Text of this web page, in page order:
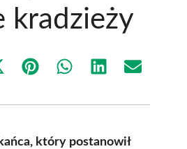
kradzieży
Share Share Share Share
który postanowił